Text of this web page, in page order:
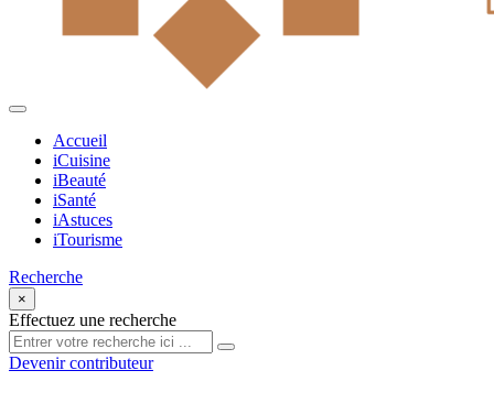
Accueil
iCuisine
iBeauté
iSanté
iAstuces
iTourisme
Recherche
×
Effectuez une recherche
Devenir contributeur